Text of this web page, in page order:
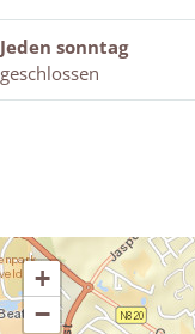
Jeden sonntag
geschlossen
+
−